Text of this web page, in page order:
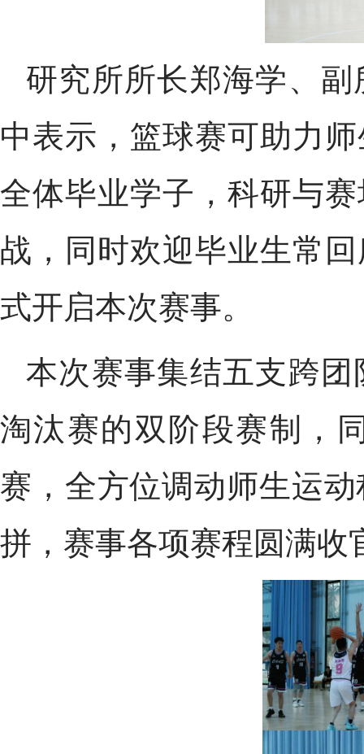
研究所所长郑海学、
中表示，篮球赛可助力
全体毕业学子，科研与
战，同时欢迎毕业生常
式开启本次赛事。
本次赛事集结五支跨
淘汰赛的双阶段赛制，
赛，全方位调动师生运
拼，赛事各项赛程圆满收